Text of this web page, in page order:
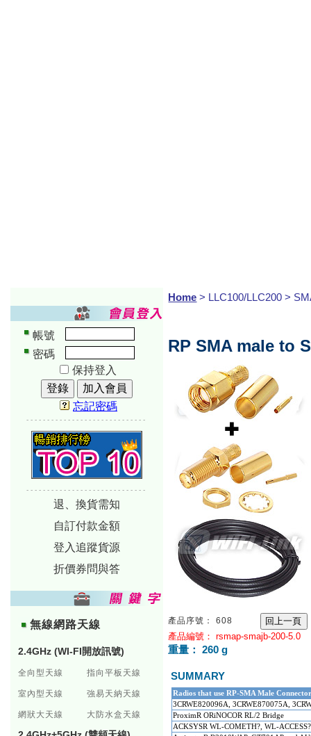
帳號
密碼
保持登入
忘記密碼
-----------------------------
-----------------------------
退、換貨需知
自訂付款金額
登入追蹤貨源
折價券問與答
無線網路天線
2.4GHz (WI-FI開放訊號)
全向型天線 指向平板天線
室內型天線 強易天納天線
網狀大天線 大防水盒天線
Home > LLC100/LLC200 >
RP SMA male to
產品序號： 608
產品編號： rsmap-smajb-200-5.0
重量： 260 g
SUMMARY
Radios that use RP-SMA Male
3CRWE820096A, 3CRWE870075A,
ProximR ORiNOCOR RL/2 Bridge
ACKSYSR WL-COMETH?, WL-